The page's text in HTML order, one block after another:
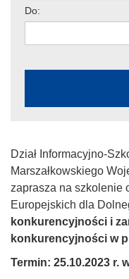
Do:
Dział Informacyjno-
Marszałkowskiego
zaprasza na szkolenie
Europejskich dla
konkurencyjności i
konkurencyjności w
Termin: 25.10.2023 r.